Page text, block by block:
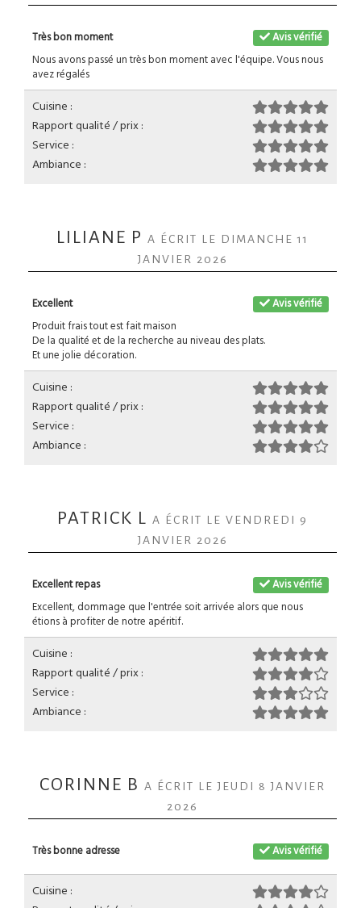
Avis vérifié
Très bon moment
Nous avons passé un très bon moment avec l'équipe. Vous nous
avez régalés
Cuisine :
Rapport qualité / prix :
Service :
Ambiance :
LILIANE P A ÉCRIT LE DIMANCHE 11
JANVIER 2026
Avis vérifié
Excellent
Produit frais tout est fait maison
De la qualité et de la recherche au niveau des plats.
Et une jolie décoration.
Cuisine :
Rapport qualité / prix :
Service :
Ambiance :
PATRICK L A ÉCRIT LE VENDREDI 9
JANVIER 2026
Avis vérifié
Excellent repas
Excellent, dommage que l'entrée soit arrivée alors que nous
étions à profiter de notre apéritif.
Cuisine :
Rapport qualité / prix :
Service :
Ambiance :
CORINNE B A ÉCRIT LE JEUDI 8 JANVIER
2026
Avis vérifié
Très bonne adresse
Cuisine :